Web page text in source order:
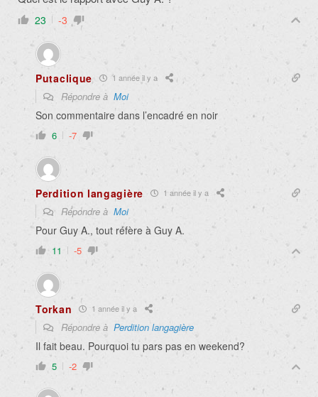
23 -3
Putaclique 1 année il y a
Répondre à Moi
Son commentaire dans l’encadré en noir
6 -7
Perdition langagière 1 année il y a
Répondre à Moi
Pour Guy A., tout réfère à Guy A.
11 -5
Torkan 1 année il y a
Répondre à Perdition langagière
Il fait beau. Pourquoi tu pars pas en weekend?
5 -2